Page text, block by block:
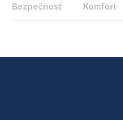
Bezpečnosť Komfort